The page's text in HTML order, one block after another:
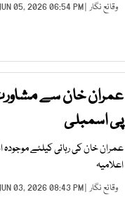
وقائع نگار | JUN 05, 2026 06:54 PM |
عمران خان سے
پی اسمبلی
عمران خان کی رہائی کیلئے
اعلامیہ
وقائع نگار | JUN 03, 2026 08:43 PM |